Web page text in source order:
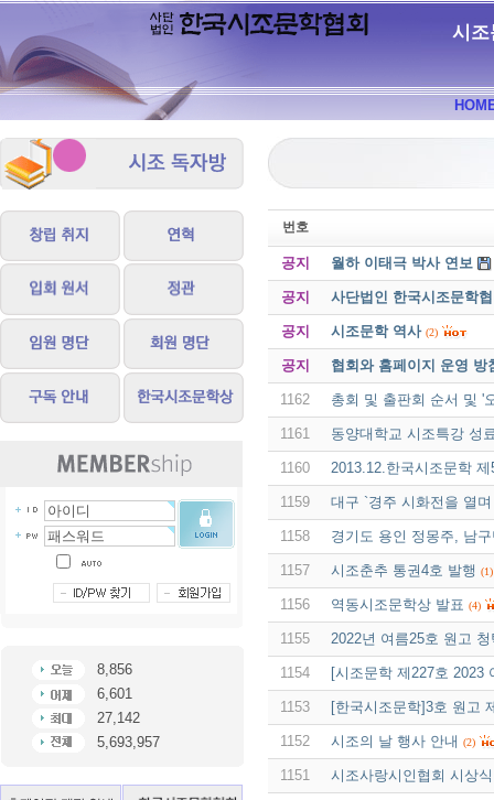
시조
8,856
6,601
27,142
5,693,957
번호
공지 월하 이태극 박사 연보
공지 사단법인 한국시조문학
공지 시조문학 역사 (2)
공지 협회와 홈페이지 운영 방
1162 총회 및 출판회 순서 및 '
1161 동양대학교 시조특강 성
1160 2013.12.한국시조문학
1159 대구 `경주 시화전을 열
1158 경기도 용인 정몽주, 남
1157 시조춘추 통권4호 발행 (1)
1156 역동시조문학상 발표 (4)
1155 2022년 여름25호 원고 청
1154 [시조문학 제227호 2023
1153 [한국시조문학]3호 원고
1152 시조의 날 행사 안내 (2)
1151 시조사랑시인협회 시상